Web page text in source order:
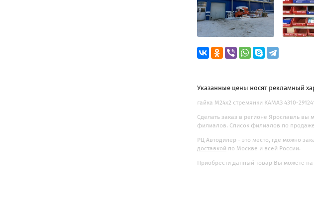
Указанные цены носят рекламный
гайка М24х2 стремянки КАМАЗ 4310-
Сделать заказ в регионе Ярославль вы
филиалов. Список филиалов по продаже
РЦ Автодилер - это место, где можно
доставкой по Москве и всей России.
Приобрести данный товар Вы можете